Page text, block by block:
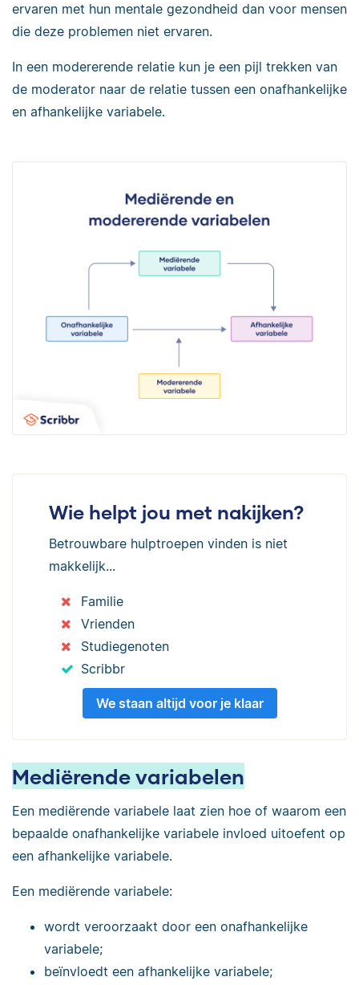
ervaren met hun mentale gezondheid dan voor mensen
die deze problemen niet ervaren.
In een modererende relatie kun je een pijl trekken van
de moderator naar de relatie tussen een onafhankelijke
en afhankelijke variabele.
Wie helpt jou met nakijken?
Betrouwbare hulptroepen vinden is niet
makkelijk...
Familie
Vrienden
Studiegenoten
Scribbr
We staan altijd voor je klaar
Mediërende variabelen
Een mediërende variabele laat zien hoe of waarom een
bepaalde onafhankelijke variabele invloed uitoefent op
een afhankelijke variabele.
Een mediërende variabele:
wordt veroorzaakt door een onafhankelijke
variabele;
beïnvloedt een afhankelijke variabele;